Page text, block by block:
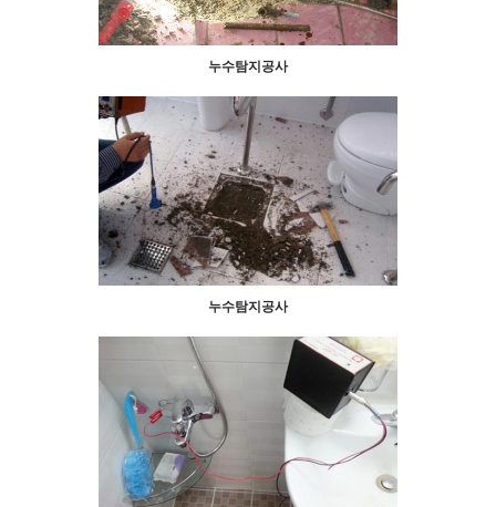
누수탐지공사
누수탐지공사